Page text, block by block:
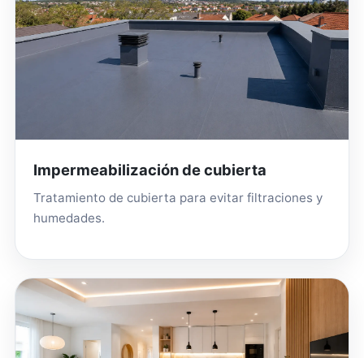
Impermeabilización de cubierta
Tratamiento de cubierta para evitar filtraciones y
humedades.